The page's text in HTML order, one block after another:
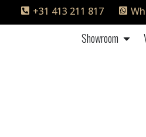
+31 413 211 817
Showroom